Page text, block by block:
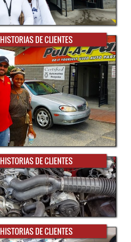
HISTORIAS DE CLIENTES
HISTORIAS DE CLIENTES
HISTORIAS DE CLIENTES